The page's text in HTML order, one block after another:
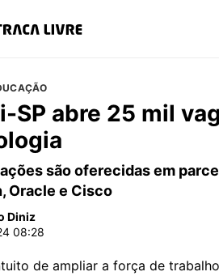
SP abre 25 mil
são oferecidas em
Oracle e Cisco
Diniz
08:28
de ampliar a força de